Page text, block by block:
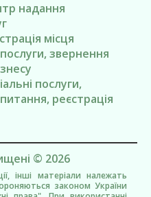
надання
місця
звернення
послуги,
реєстрація
© 2026
інші матеріали належать
законом України